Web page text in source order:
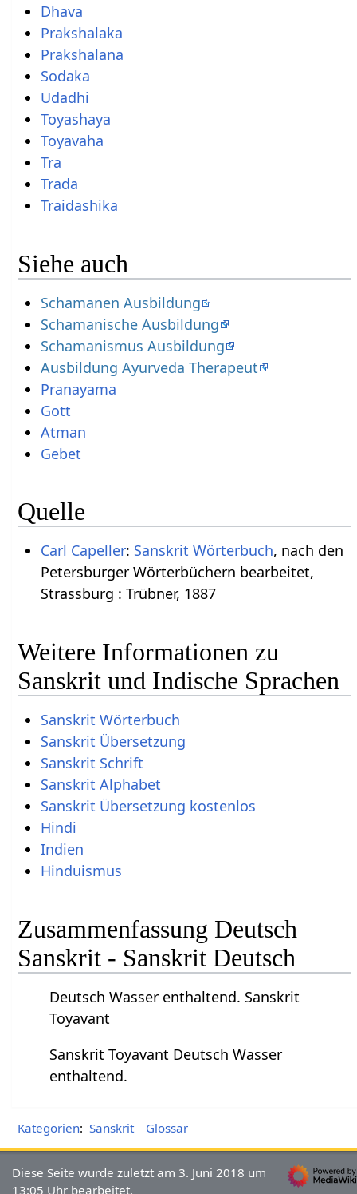
Dhava
Prakshalaka
Prakshalana
Sodaka
Udadhi
Toyashaya
Toyavaha
Tra
Trada
Traidashika
Siehe auch
Schamanen Ausbildung
Schamanische Ausbildung
Schamanismus Ausbildung
Ausbildung Ayurveda Therapeut
Pranayama
Gott
Atman
Gebet
Quelle
Carl Capeller: Sanskrit Wörterbuch, nach den
Petersburger Wörterbüchern bearbeitet,
Strassburg : Trübner, 1887
Weitere Informationen zu
Sanskrit und Indische Sprachen
Sanskrit Wörterbuch
Sanskrit Übersetzung
Sanskrit Schrift
Sanskrit Alphabet
Sanskrit Übersetzung kostenlos
Hindi
Indien
Hinduismus
Zusammenfassung Deutsch
Sanskrit - Sanskrit Deutsch
Deutsch Wasser enthaltend. Sanskrit
Toyavant
Sanskrit Toyavant Deutsch Wasser
enthaltend.
Kategorien: Sanskrit Glossar
Diese Seite wurde zuletzt am 3. Juni 2018 um
13:05 Uhr bearbeitet.